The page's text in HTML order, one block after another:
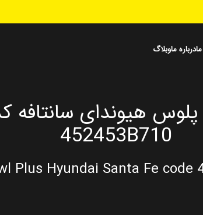
درباره ماوبلاگ
هیوندای سانتافه
452453B710
Plus Hyundai Santa Fe code